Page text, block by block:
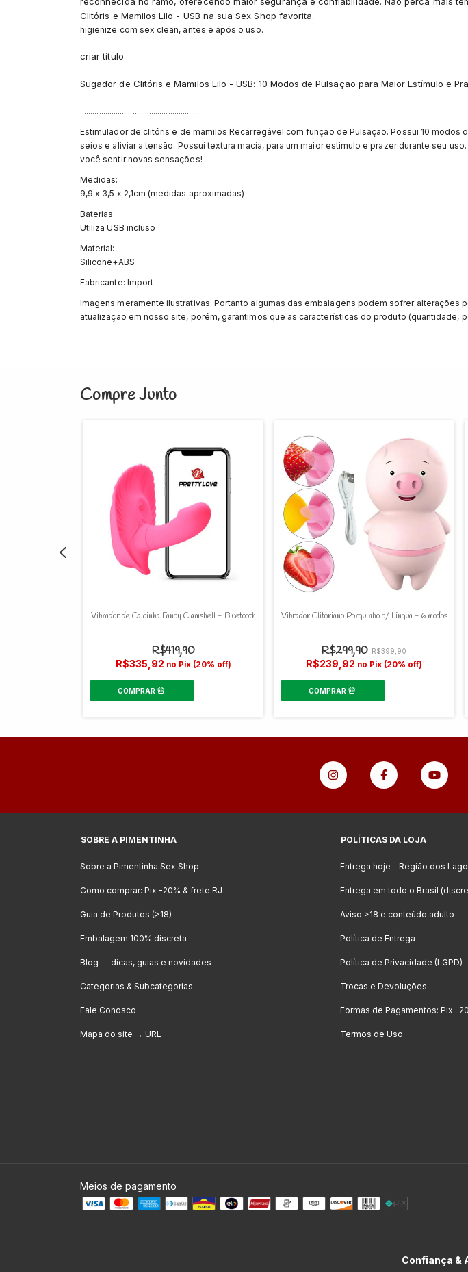
Clitóris e Mamilos Lilo - USB na sua Sex Shop favorita.
higienize com sex clean, antes e após o uso.
criar titulo
Sugador de Clitóris e Mamilos Lilo - USB: 10 Modos de Pulsação para Maior Estímulo e
..........................................................
Estimulador de clitóris e de mamilos Recarregável com função de Pulsação. Possui 10 modos
seios e aliviar a tensão. Possui textura macia, para um maior estimulo e prazer durante seu
você sentir novas sensações!
Medidas:
9,9 x 3,5 x 2,1cm (medidas aproximadas)
Baterias:
Utiliza USB incluso
Material:
Silicone+ABS
Fabricante: Import
Imagens meramente ilustrativas. Portanto algumas das embalagens podem sofrer alterações
atualização em nosso site, porém, garantimos que as características do produto (quantidade,
Compre Junto
Vibrador de Calcinha Fancy Clamshell - Bluetooth
R$419,90
R$335,92 no Pix (20% off)
Vibrador Clitoriano Porquinho c/ Língua - 6 modos
R$299,90 R$399,90
R$239,92 no Pix (20% off)
SOBRE A PIMENTINHA
Sobre a Pimentinha Sex Shop
Como comprar: Pix -20% & frete RJ
Guia de Produtos (>18)
Embalagem 100% discreta
Blog — dicas, guias e novidades
Categorias & Subcategorias
Fale Conosco
Mapa do site → URL
POLÍTICAS DA LOJA
Entrega hoje – Região dos
Entrega em todo o Brasil
Aviso >18 e conteúdo adulto
Política de Entrega
Política de Privacidade (LGPD)
Trocas e Devoluções
Formas de Pagamentos: Pix -
Termos de Uso
Meios de pagamento
Confiança &